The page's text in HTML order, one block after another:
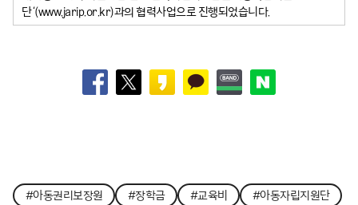
단‘(www.jarip.or.kr)과의 협력사업으로 진행되었습니다.
#아동권리보장원 #장학금 #교육비
#아동자립지원단